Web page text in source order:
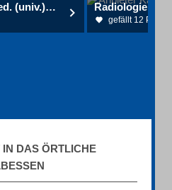
Kawasmi Sara Dr.med. (univ.) Haut- u. Geschlechtskrankheiten Radiologie
gefällt 12
DAS ÖRTLICHE